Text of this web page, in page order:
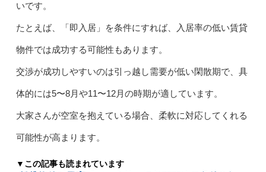
いです。
たとえば、「即入居」を条件にすれば、入居率の低い賃貸
物件では成功する可能性もあります。
交渉が成功しやすいのは引っ越し需要が低い閑散期で、具
体的には5〜8月や11〜12月の時期が適しています。
大家さんが空室を抱えている場合、柔軟に対応してくれる
可能性が高まります。
▼この記事も読まれています